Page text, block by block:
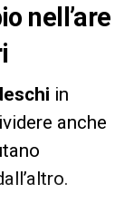
nell’are
in
anche